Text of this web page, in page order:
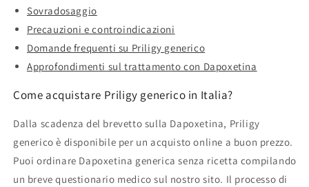
Sovradosaggio
Precauzioni e controindicazioni
Domande frequenti su Priligy generico
Approfondimenti sul trattamento con Dapoxetina
Come acquistare Priligy generico in Italia?
Dalla scadenza del brevetto sulla Dapoxetina, Priligy
generico è disponibile per un acquisto online a buon prezzo.
Puoi ordinare Dapoxetina generica senza ricetta compilando
un breve questionario medico sul nostro sito. Il processo di